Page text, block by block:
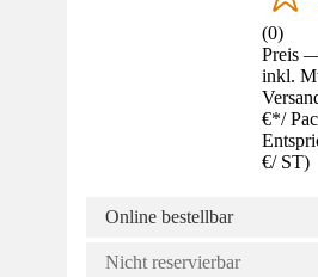
(0)
Preis
inkl.
€*/
€/ ST)
Online bestellbar
Nicht reservierbar